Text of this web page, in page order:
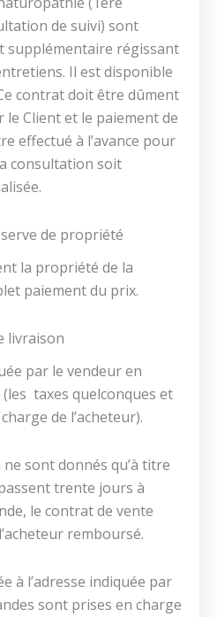
de suivi) sont
supplémentaire régissant
Il est disponible
contrat doit être dûment
Client et le paiement de
effectué à l’avance pour
consultation soit
de propriété
la propriété de la
paiement du prix.
livraison
par le vendeur en
taxes quelconques et
de l’acheteur).
sont donnés qu’à titre
trente jours à
le contrat de vente
remboursé.
à l’adresse indiquée par
sont prises en charge